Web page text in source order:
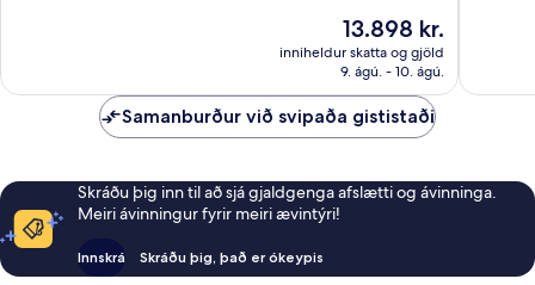
Verðið
13.898 kr.
13.898 kr.
inniheldur skatta og gjöld
9. ágú. - 10. ágú.
Samanburður við svipaða gististaði
Skráðu þig inn til að sjá gjaldgenga afslætti og ávinninga.
Meiri ávinningur fyrir meiri ævintýri!
Innskrá Skráðu þig, það er ókeypis